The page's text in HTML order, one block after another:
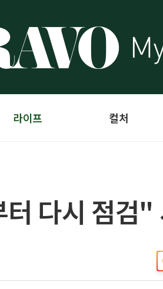
라이프 컬처
다시 점검"